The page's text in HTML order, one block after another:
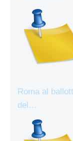
Roma al
del…